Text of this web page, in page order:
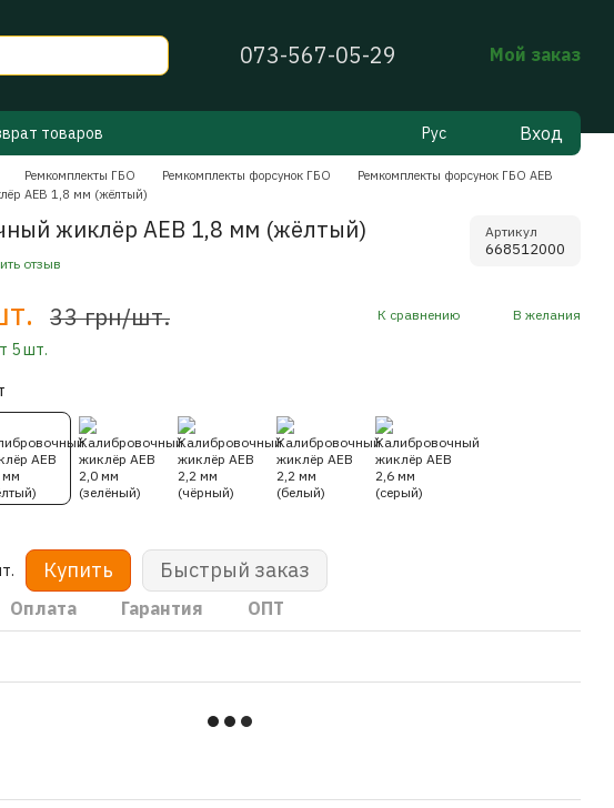
073-567-05-29 Мой заказ
товаров
Рус Вход
Ремкомплекты ГБО Ремкомплекты форсунок ГБО
Ремкомплекты форсунок ГБО AEB
AEB 1,8 мм (жёлтый)
жиклёр AEB 1,8 мм (жёлтый) Артикул
668512000
отзыв
33 грн/шт. К сравнению В желания
5 шт.
Купить Быстрый заказ
Оплата Гарантия ОПТ